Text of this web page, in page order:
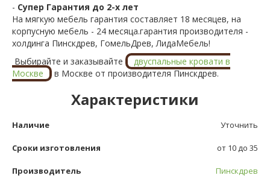
- Супер Гарантия до 2-х лет
На мягкую мебель гарантия составляет 18 месяцев, на
корпусную мебель - 24 месяца.гарантия производителя -
холдинга Пинскдрев, ГомельДрев, ЛидаМебель!
Выбирайте и заказывайте
двуспальные кровати в
Москве
в Москве от производителя Пинскдрев.
Характеристики
Наличие Уточнить
Сроки изготовления от 10 до 35
Производитель Пинскдрев